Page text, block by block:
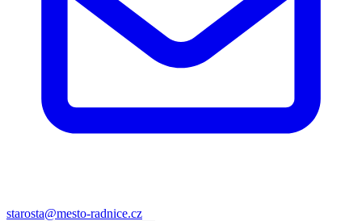
starosta@mesto-radnice.cz